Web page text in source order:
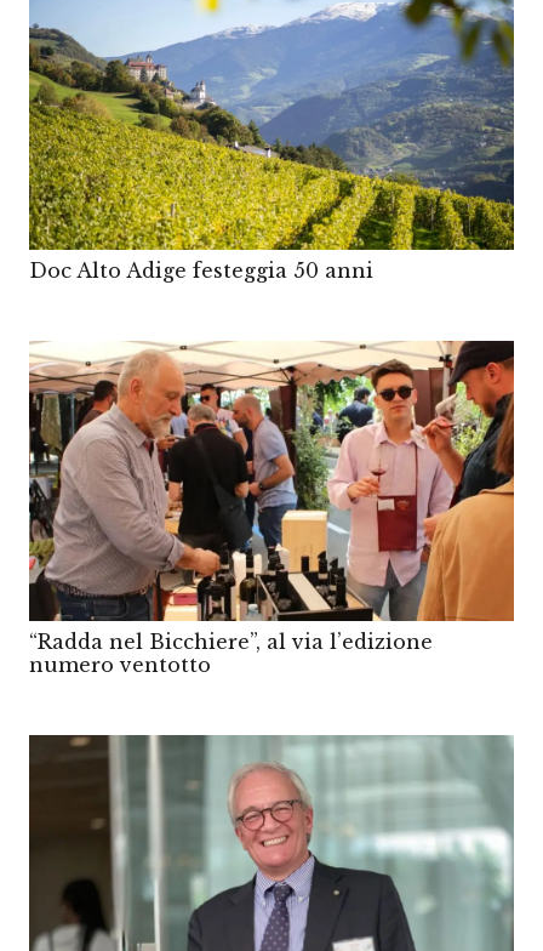
Doc Alto Adige festeggia 50 anni
“Radda nel Bicchiere”, al via l’edizione
numero ventotto